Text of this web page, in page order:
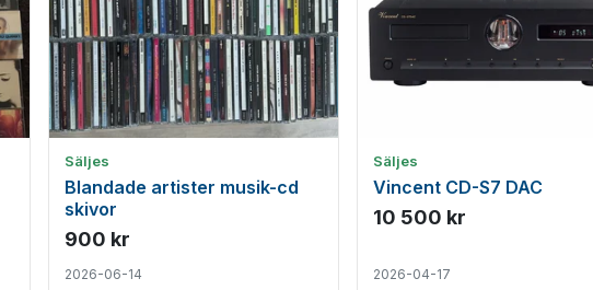
Säljes
Blandade artister musik-cd
skivor
900 kr
2026-06-14
Säljes
Vincent CD-S7 DAC
10 500 kr
2026-04-17